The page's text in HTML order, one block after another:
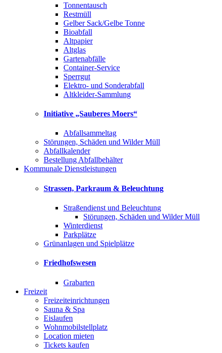
Tonnentausch
Restmüll
Gelber Sack/Gelbe Tonne
Bioabfall
Altpapier
Altglas
Gartenabfälle
Container-Service
Sperrgut
Elektro- und Sonderabfall
Altkleider-Sammlung
Initiative „Sauberes Moers“
Abfallsammeltag
Störungen, Schäden und Wilder Müll
Abfallkalender
Bestellung Abfallbehälter
Kommunale Dienstleistungen
Strassen, Parkraum & Beleuchtung
Straßendienst und Beleuchtung
Störungen, Schäden und Wilder Müll
Winterdienst
Parkplätze
Grünanlagen und Spielplätze
Friedhofswesen
Grabarten
Freizeit
Freizeiteinrichtungen
Sauna & Spa
Eislaufen
Wohnmobilstellplatz
Location mieten
Tickets kaufen